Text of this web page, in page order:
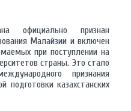
официально признан
Малайзии и включен
при поступлении на
страны. Это стало
признания
подготовки казахстанских